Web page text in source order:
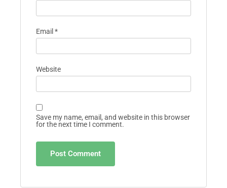
Email *
Website
Save my name, email, and website in this browser
for the next time I comment.